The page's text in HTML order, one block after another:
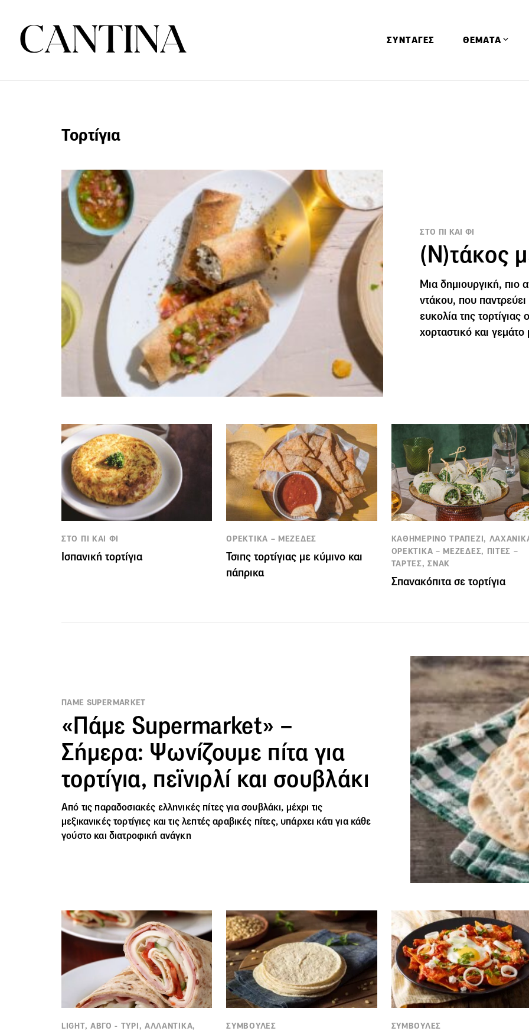
ΣΥΝΤΑΓΕΣ ΘΕΜΑΤΑ
Τορτίγια
ΣΤΟ ΠΙ ΚΑΙ ΦΙ
(N)τάκος
Μια δημιουργική, πιο
ντάκου, που
ευκολία της
χορταστικό και
ΣΤΟ ΠΙ ΚΑΙ ΦΙ
Ισπανική τορτίγια
ΟΡΕΚΤΙΚΑ – ΜΕΖΕΔΕΣ
Τσιπς τορτίγιας με κύμινο και
πάπρικα
ΚΑΘΗΜΕΡΙΝΟ ΤΡΑΠΕΖΙ,
ΟΡΕΚΤΙΚΑ – ΜΕΖΕΔΕΣ, ΠΙΤΕΣ –
ΤΑΡΤΕΣ, ΣΝΑΚ
Σπανακόπιτα σε τορτίγια
ΠΑΜΕ SUPERMARKET
«Πάμε Supermarket» –
Σήμερα: Ψωνίζουμε πίτα για
τορτίγια, πεϊνιρλί και σουβλάκι
Από τις παραδοσιακές ελληνικές πίτεςγια σουβλάκι, μέχρι τις
μεξικανικές τορτίγιες και τις λεπτές αραβικές πίτες, υπάρχει κάτι για κάθε
γούστο και διατροφική ανάγκη
LIGHT, ΑΒΓΟ - ΤΥΡΙ, ΑΛΛΑΝΤΙΚΑ,
ΣΥΜΒΟΥΛΕΣ ΣΥΜΒΟΥΛΕΣ